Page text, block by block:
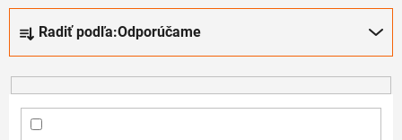
R
a
d
e
n
Radiť podľa:Odporúčame